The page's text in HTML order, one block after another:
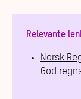
Relevante
Norsk
God